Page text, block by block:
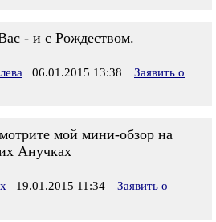
- и с Рождеством.
06.01.2015 13:38
Заявить о
мой мини-обзор на
Анучках
19.01.2015 11:34
Заявить о